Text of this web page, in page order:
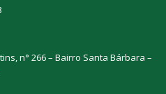
n° 266 – Bairro Santa Bárbara –